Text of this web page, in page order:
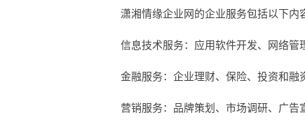
潇湘情缘企业网的企业服务包括以下内
信息技术服务：应用软件开发、网络管
金融服务：企业理财、保险、投资和融
营销服务：品牌策划、市场调研、广告